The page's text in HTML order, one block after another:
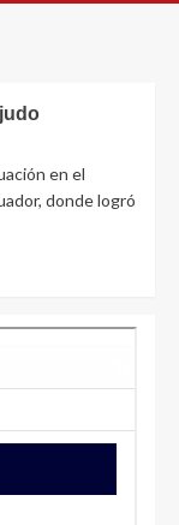
en el
donde logró